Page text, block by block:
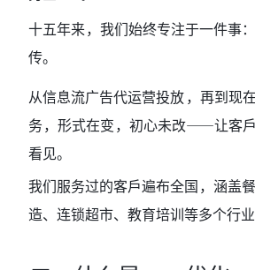
十五年来，我们始终专注于一件事
传。
从信息流广告代运营投放 ，再到现
务，形式在变 ，初心未改⸺让客戶
看见。
我们服务过的客戶遍布全国 ，涵盖
造、连锁超市、教育培训等多个行业